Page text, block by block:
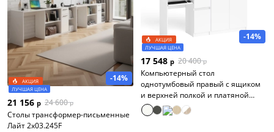
-14%
АКЦИЯ
ЛУЧШАЯ ЦЕНА
21 156 р 24 600 р
Столы трансформер-письменные
Лайт 2х03.245F
-14%
АКЦИЯ
ЛУЧШАЯ ЦЕНА
17 548 р 20 400 р
Компьютерный стол
однотумбовый правый с ящиком
и верхней полкой и платяной
шкаф Мори МШ8001